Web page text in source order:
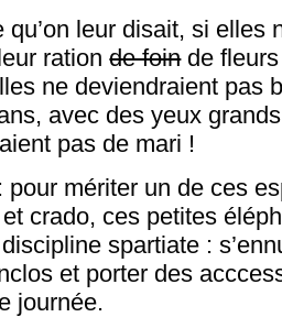
qu’on leur disait, si elles
rationde foinde fleurs
ne deviendraient pas
avec des yeux
pas de mari !
pour mériter un de ces
crado, ces petites
spartiate :
et porter des
journée.